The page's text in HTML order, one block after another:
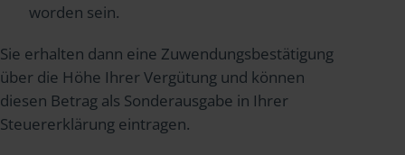
worden sein.
Sie erhalten dann eine Zuwendungsbestätigung
über die Höhe Ihrer Vergütung und können
diesen Betrag als Sonderausgabe in Ihrer
Steuererklärung eintragen.